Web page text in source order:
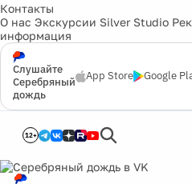
Контакты
О нас Экскурсии Silver Studio
информация
Слушайте
Серебряный
дождь
App Store Google
12+